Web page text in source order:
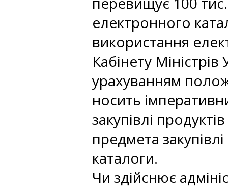
електронного
використання
Кабінету
урахуванням
носить
закупівлі
предмета
каталоги.
Чи здійснює